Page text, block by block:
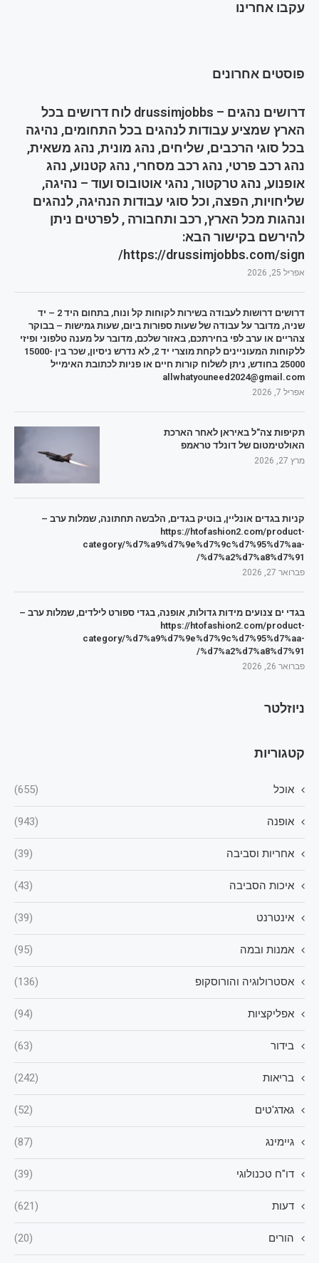
עקבו אחרינו
פוסטים אחרונים
דרושים נהגים – drussimjobbs לוח דרושים בכל
הארץ שמציע עבודות לנהגים בכל התחומים, נהיגה
בכל סוגי הרכבים, שליחים, נהג מונית, נהג משאית,
נהג רכב פרטי, נהג רכב מסחרי, נהג קטנוע, נהג
אופנוע, נהג טרקטור, נהגי אוטובוס ועוד – נהיגה,
שליחויות, הפצה, וכל סוגי עבודות הנהיגה, לנהגים
ונהגות מכל הארץ, רכב ותחבורה , לפרטים ניתן
להירשם בקישור הבא:
https://drussimjobbs.com/sign/
אפריל 25, 2026
דרושים דרושות לעבודה בשירות לקוחות קל ונוח, בתחום היד 2 – יד
שניה, מדובר על עבודה של שעות ספורות ביום, שעות גמישות – בבוקר
צהריים או ערב לפי בחירתכם, באזור שלכם, מדובר על מענה טלפוני ופיזי
ללקוחות המעוניינים לקחת מוצרי יד 2, לא נדרש ניסיון, שכר בין 15000-
25000 בחודש, ניתן לשלוח קורות חיים או פניות לכתובת האימייל
allwhatyouneed2024@gmail.com
אפריל 7, 2026
תקיפות צה"ל באיראן לאחר הארכת
האולטימטום של דונלד טראמפ
מרץ 27, 2026
קניות בגדים אונליין, בוטיק בגדים, הלבשה תחתונה, שמלות ערב –
https://htofashion2.com/product-
category/%d7%a9%d7%9e%d7%9c%d7%95%d7%aa-
%d7%a2%d7%a8%d7%91/
פברואר 27, 2026
בגדי ים צנועים מידות גדולות, אופנה, בגדי ספורט לילדים, שמלות ערב –
https://htofashion2.com/product-
category/%d7%a9%d7%9e%d7%9c%d7%95%d7%aa-
%d7%a2%d7%a8%d7%91/
פברואר 26, 2026
ניוזלטר
קטגוריות
אוכל (655)
אופנה (943)
אחריות וסביבה (39)
איכות הסביבה (43)
אינטרנט (39)
אמנות ובמה (95)
אסטרולוגיה והורוסקופ (136)
אפליקציות (94)
בידור (63)
בריאות (242)
גאדג'טים (52)
גיימינג (87)
דו"ח טכנולוגי (39)
דעות (621)
הורים (20)